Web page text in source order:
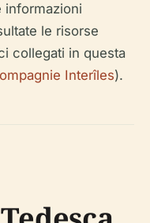
informazioni
le risorse
collegati in questa
Interîles).